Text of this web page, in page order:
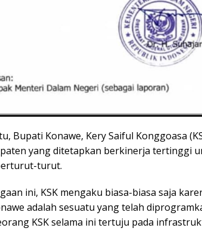
Bupati Konawe, Kery Saiful Konggoasa
yang ditetapkan berkinerja tertinggi
turut.
ini, KSK mengaku biasa-biasa saja
adalah sesuatu yang telah
KSK selama ini tertuju pada